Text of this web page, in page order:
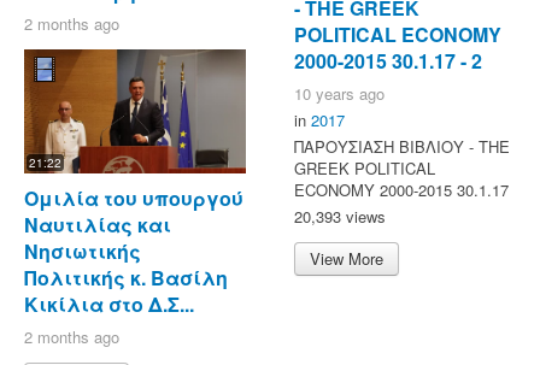
2 months ago
21:22
Ομιλία του υπουργού
Ναυτιλίας και
Νησιωτικής
Πολιτικής κ. Βασίλη
Κικίλια στο Δ.Σ...
2 months ago
- ΤΗΕ GREEK
POLITICAL ECONOMY
2000-2015 30.1.17 - 2
10 years ago
in 2017
ΠΑΡΟΥΣΙΑΣΗ ΒΙΒΛΙΟΥ - ΤΗΕ
GREEK POLITICAL
ECONOMY 2000-2015 30.1.17
20,393 views
View More